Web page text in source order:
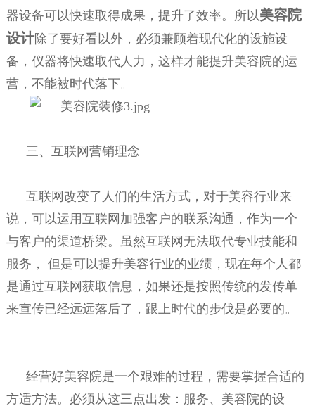
器设备可以快速取得成果，提升了效率。所以美容院
设计除了要好看以外，必须兼顾着现代化的设施设
备，仪器将快速取代人力，这样才能提升美容院的运
营，不能被时代落下。
三、互联网营销理念
互联网改变了人们的生活方式，对于美容行业来
说，可以运用互联网加强客户的联系沟通，作为一个
与客户的渠道桥梁。虽然互联网无法取代专业技能和
服务， 但是可以提升美容行业的业绩，现在每个人都
是通过互联网获取信息，如果还是按照传统的发传单
来宣传已经远远落后了，跟上时代的步伐是必要的。
经营好美容院是一个艰难的过程，需要掌握合适的
方适方法。必须从这三点出发：服务、美容院的设